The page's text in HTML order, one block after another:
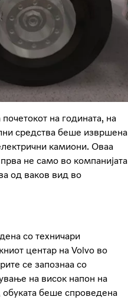
на годината, на
средства беше извршена
камиони. Оваа
не само во компанијата
од ваков вид во
со техничари
центар на Volvo во
се запознаа со
на висок напон на
беше спроведена